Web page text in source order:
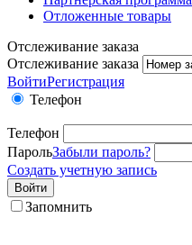
Отложенные товары
Отслеживание заказа
Отслеживание заказа
ВойтиРегистрация
Телефон
Телефон
ПарольЗабыли пароль?
Создать учетную запись
Войти
Запомнить